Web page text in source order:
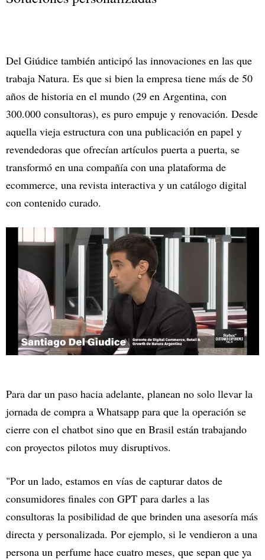
Del Giúdice también anticipó las innovaciones en las que
trabaja Natura. Es que si bien la empresa tiene más de 50
años de historia en el mundo (29 en Argentina, con
300.000 consultoras), es puro empuje y renovación. Desde
aquella vieja estructura con una publicación en papel y
revendedoras que ofrecían artículos puerta a puerta, se
transformó en una compañía con una plataforma de
ecommerce, una revista interactiva y un catálogo digital
con contenido curado.
Para dar un paso hacia adelante, planean no solo llevar la
jornada de compra a Whatsapp para que la operación se
cierre con el chatbot sino que en Brasil están trabajando
con proyectos pilotos muy disruptivos.
"Por un lado, estamos en vías de capturar datos de
consumidores finales con GPT para darles a las
consultoras la posibilidad de que brinden una asesoría más
directa y personalizada. Por ejemplo, si le vendieron a una
persona un perfume hace cuatro meses, que sepan que ya